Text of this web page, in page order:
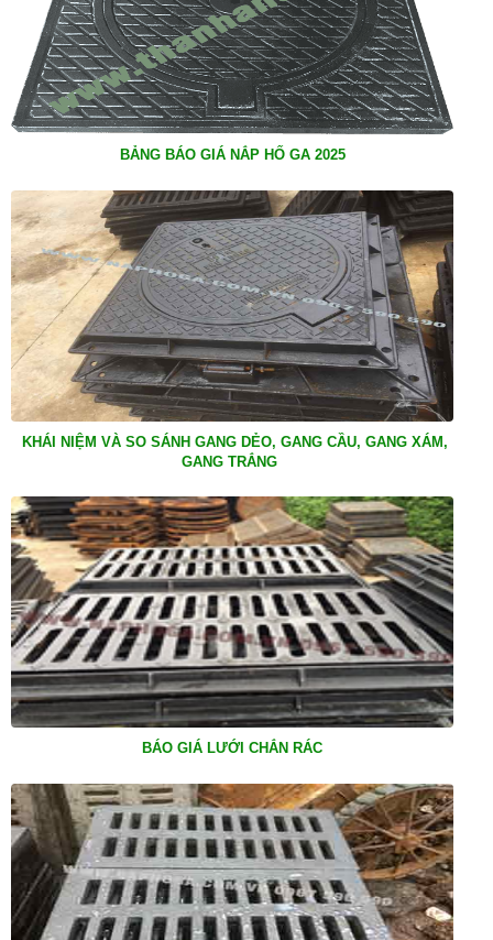
BẢNG BÁO GIÁ NẮP HỐ GA 2025
KHÁI NIỆM VÀ SO SÁNH GANG DẺO, GANG CẦU, GANG XÁM,
GANG TRẮNG
BÁO GIÁ LƯỚI CHẮN RÁC